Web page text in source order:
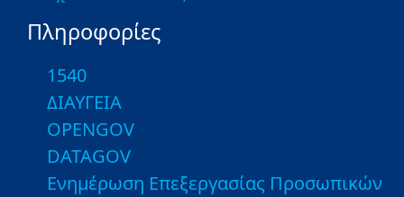
Πληροφορίες
1540
ΔΙΑΥΓΕΙΑ
OPENGOV
DATAGOV
Ενημέρωση Επεξεργασίας Προσωπικών